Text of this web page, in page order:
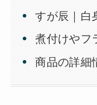
すが辰｜白
煮付けやフ
商品の詳細